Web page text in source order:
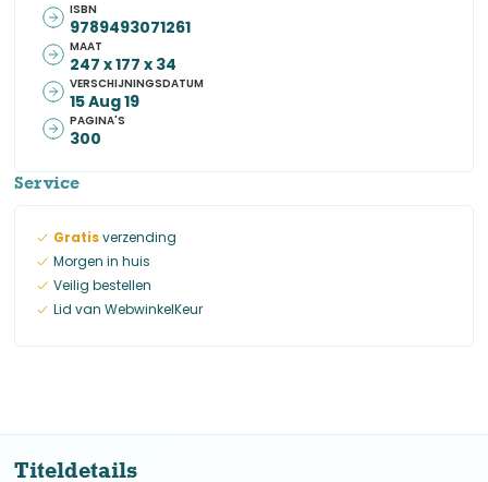
ISBN
9789493071261
MAAT
247 x 177 x 34
VERSCHIJNINGSDATUM
15 Aug 19
PAGINA'S
300
Service
Gratisverzending
Morgen in huis
Veilig bestellen
Lid van WebwinkelKeur
Titeldetails